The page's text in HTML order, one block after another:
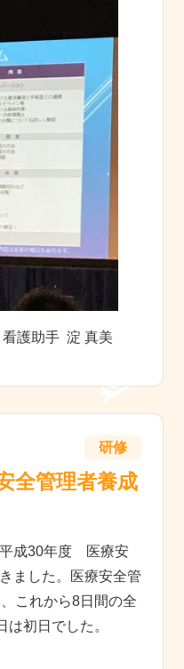
看護助手 淀 真美
研修
全管理者養成
平成30年度 医療安
ました。医療安全管
これから8日間の全
は初日でした。